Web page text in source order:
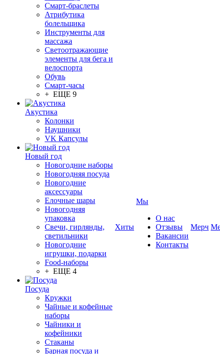
Смарт-браслеты
Атрибутика
болельщика
Инструменты для
массажа
Светоотражающие
элементы для бега и
велоспорта
Обувь
Смарт-часы
+ ЕЩЕ 9
Акустика
Колонки
Наушники
VK Капсулы
Новый год
Новогодние наборы
Новогодняя посуда
Новогодние
аксессуары
Елочные шары
Новогодняя
упаковка
Свечи, гирлянды,
светильники
Новогодние
игрушки, подарки
Food-наборы
+ ЕЩЕ 4
Посуда
Кружки
Чайные и кофейные
наборы
Чайники и
кофейники
Стаканы
Барная посуда и
Хиты
Мы
О нас
Отзывы
Вакансии
Контакты
Мерч